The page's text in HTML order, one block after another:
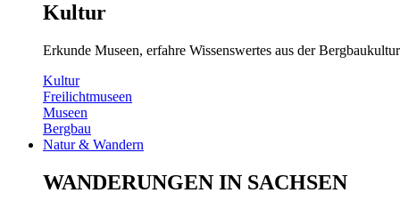
Kultur
Erkunde Museen, erfahre Wissenswertes aus der
Kultur
Freilichtmuseen
Museen
Bergbau
Natur & Wandern
WANDERUNGEN IN SACHSEN